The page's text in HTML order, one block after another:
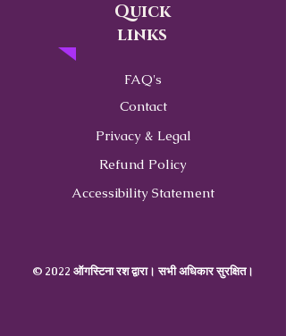
Quick
links
FAQ's
Contact
Privacy & Legal
Refund Policy
Accessibility Statement
© 2022 ऑगस्टिना रश द्वारा। सभी अधिकार सुरक्षित।